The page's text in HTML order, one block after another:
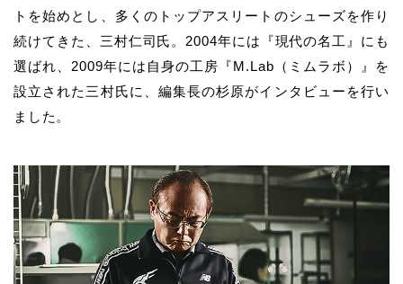
トを始めとし、多くのトップアスリートのシューズを作り
続けてきた、三村仁司氏。2004年には『現代の名工』にも
選ばれ、2009年には自身の工房『M.Lab（ミムラボ）』を
設立された三村氏に、編集長の杉原がインタビューを行い
ました。